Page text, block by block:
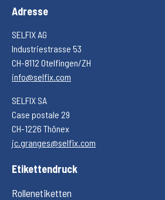
Adresse
SELFIX AG
Industriestrasse 53
CH-8112 Otelfingen/ZH
info@selfix.com
SELFIX SA
Case postale 29
CH-1226 Thônex
jc.granges@selfix.com
Etikettendruck
Rollenetiketten